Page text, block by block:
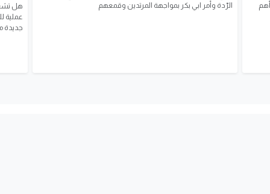
الرّدة وأمر ابي بكر بمواجهة المرتدين وقمعهم
هل
عملية
جديدة